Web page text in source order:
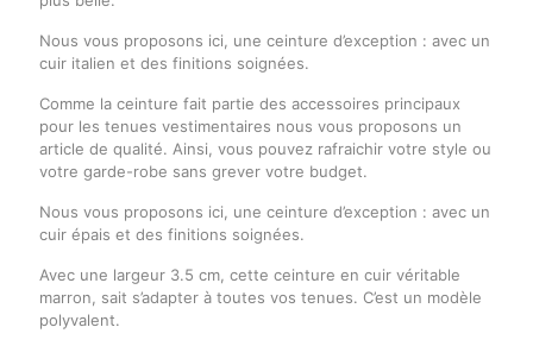
Nous vous proposons ici, une ceinture d’exception : avec un
cuir italien et des finitions soignées.
Comme la ceinture fait partie des accessoires principaux
pour les tenues vestimentaires nous vous proposons un
article de qualité. Ainsi, vous pouvez rafraichir votre style ou
votre garde-robe sans grever votre budget.
Nous vous proposons ici, une ceinture d’exception : avec un
cuir épais et des finitions soignées.
Avec une largeur 3.5 cm, cette ceinture en cuir véritable
marron, sait s’adapter à toutes vos tenues. C’est un modèle
polyvalent.